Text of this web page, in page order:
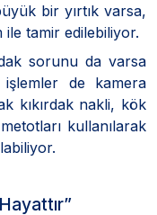
bir yırtık varsa,
ile tamir edilebiliyor.
sorunu da varsa
işlemler de kamera
kıkırdak nakli, kök
kullanılarak